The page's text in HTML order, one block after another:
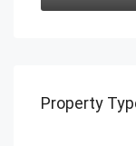
Property